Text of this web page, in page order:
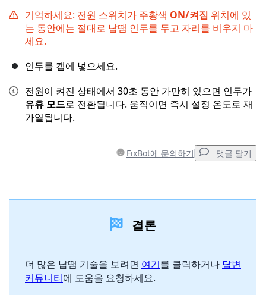
기억하세요: 전원 스위치가 주황색 ON/켜짐 위치에 있
는 동안에는 절대로 납땜 인두를 두고 자리를 비우지 마
세요.
인두를 캡에 넣으세요.
전원이 켜진 상태에서 30초 동안 가만히 있으면 인두가
유휴 모드로 전환됩니다. 움직이면 즉시 설정 온도로 재
가열됩니다.
FixBot에 문의하기 댓글 달기
결론
더 많은 납땜 기술을 보려면 여기를 클릭하거나 답변
커뮤니티에 도움을 요청하세요.